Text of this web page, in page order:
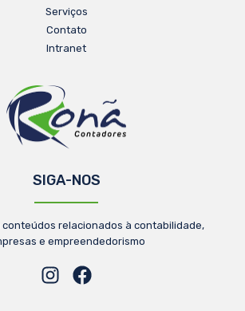
Serviços
Contato
Intranet
SIGA-NOS
relacionados à contabilidade,
e empreendedorismo